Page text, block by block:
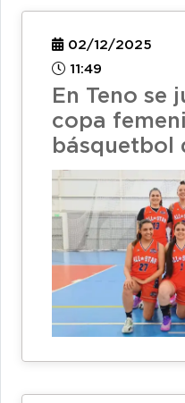
02/12/2025
11:49
En Teno se
copa
básquetbol